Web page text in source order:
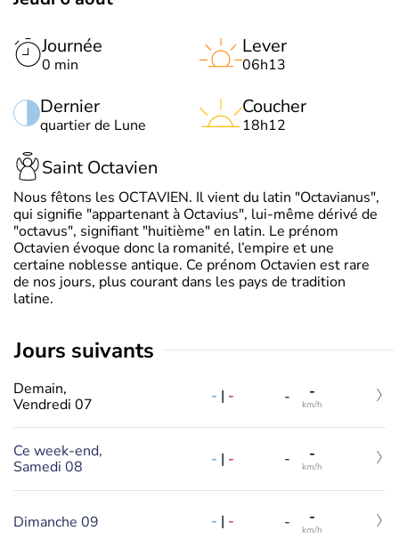
Journée
0 min
Dernier
quartier de Lune
Lever
06h13
Coucher
18h12
Saint Octavien
Nous fêtons les OCTAVIEN. Il vient du latin "Octavianus",
qui signifie "appartenant à Octavius", lui-même dérivé de
"octavus", signifiant "huitième" en latin. Le prénom
Octavien évoque donc la romanité, l’empire et une
certaine noblesse antique. Ce prénom Octavien est rare
de nos jours, plus courant dans les pays de tradition
latine.
jours suivants
Demain,
Vendredi 07
- | - - -
km/h
Ce week-end,
Samedi 08
- | - - -
km/h
Dimanche 09 - | - - -
km/h